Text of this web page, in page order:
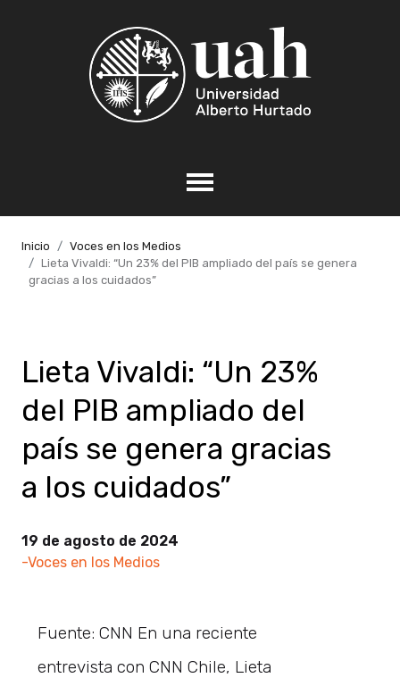
Inicio
Voces en los Medios
Lieta Vivaldi: “Un 23% del PIB ampliado del país se genera
gracias a los cuidados”
Lieta Vivaldi: “Un 23%
del PIB ampliado del
país se genera gracias
a los cuidados”
19 de agosto de 2024
-Voces en los Medios
Fuente: CNN En una reciente
entrevista con CNN Chile, Lieta